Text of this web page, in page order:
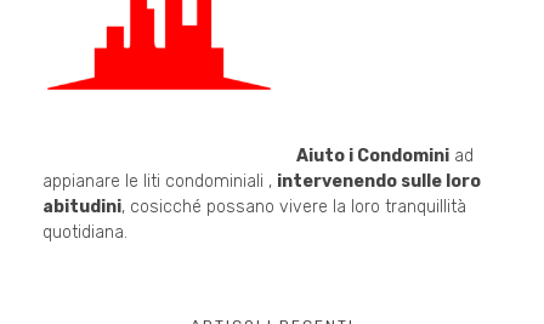
Aiuto i Condominiad
appianare le liti condominiali , intervenendo sulle loro
abitudini, cosicché possano vivere la loro tranquillità
quotidiana.